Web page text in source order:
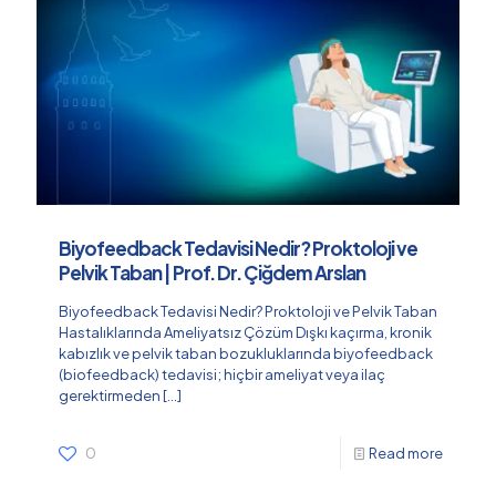
Biyofeedback Tedavisi Nedir? Proktoloji ve
Pelvik Taban | Prof. Dr. Çiğdem Arslan
Biyofeedback Tedavisi Nedir? Proktoloji ve Pelvik Taban
Hastalıklarında Ameliyatsız Çözüm Dışkı kaçırma, kronik
kabızlık ve pelvik taban bozukluklarında biyofeedback
(biofeedback) tedavisi; hiçbir ameliyat veya ilaç
gerektirmeden[…]
0 Read more